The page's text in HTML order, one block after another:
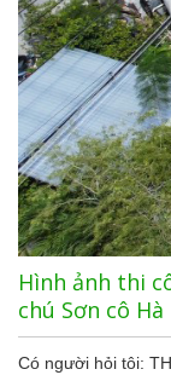
Hình ảnh thi
chú Sơn cô Hà
Có người hỏi tôi: